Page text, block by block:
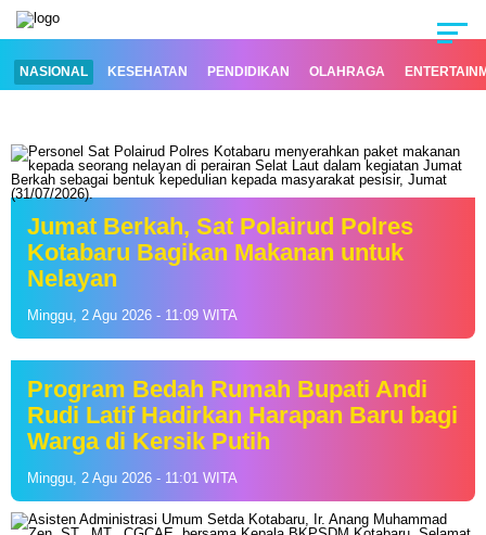
NASIONAL KESEHATAN PENDIDIKAN OLAHRAGA
Jumat Berkah, Sat Polairud Polres
Kotabaru Bagikan Makanan untuk
Nelayan
Minggu, 2 Agu 2026 - 11:09 WITA
Program Bedah Rumah Bupati Andi
Rudi Latif Hadirkan Harapan Baru bagi
Warga di Kersik Putih
Minggu, 2 Agu 2026 - 11:01 WITA